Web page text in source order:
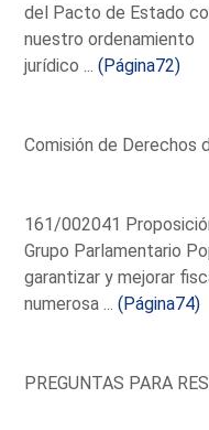
del Pacto de Estado
nuestro ordenamiento
jurídico ...(Página72)
Comisión de Derechos
161/002041
Grupo Parlamentario
garantizar y mejorar
numerosa ...(Página74)
PREGUNTAS PARA